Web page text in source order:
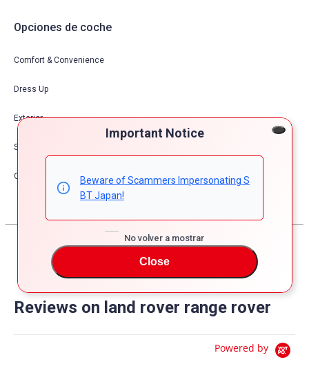
Important Notice
Beware of Scammers Impersonating S
BT Japan!
No volver a mostrar
Close
Opciones de coche
Comfort & Convenience
Dress Up
Exterior
Safety
Other
Reviews on land rover range rover
Powered by